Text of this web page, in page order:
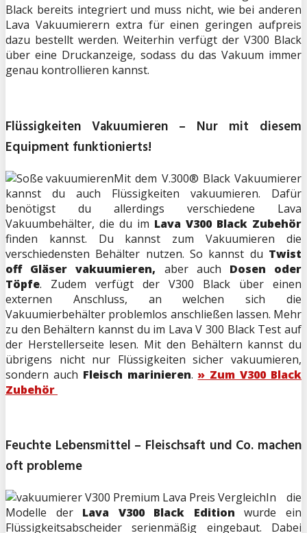
Black bereits integriert und muss nicht, wie bei anderen
Lava Vakuumierern extra für einen geringen aufpreis
dazu bestellt werden. Weiterhin verfügt der V300 Black
über eine Druckanzeige, sodass du das Vakuum immer
genau kontrollieren kannst.
Flüssigkeiten Vakuumieren – Nur mit diesem
Equipment funktionierts!
Mit dem V.300® Black Vakuumierer
kannst du auch Flüssigkeiten vakuumieren. Dafür
benötigst du allerdings verschiedene Lava
Vakuumbehälter, die du im Lava V300 Black Zubehör
finden kannst. Du kannst zum Vakuumieren die
verschiedensten Behälter nutzen. So kannst du Twist
off Gläser vakuumieren, aber auch Dosen oder
Töpfe. Zudem verfügt der V300 Black über einen
externen Anschluss, an welchen sich die
Vakuumierbehälter problemlos anschließen lassen. Mehr
zu den Behältern kannst du im Lava V 300 Black Test auf
der Herstellerseite lesen. Mit den Behältern kannst du
übrigens nicht nur Flüssigkeiten sicher vakuumieren,
sondern auch Fleisch marinieren. » Zum V300 Black
Zubehör
Feuchte Lebensmittel – Fleischsaft und Co. machen
oft probleme
In die
Modelle der Lava V300 Black Edition wurde ein
Flüssigkeitsabscheider serienmäßig eingebaut. Dabei